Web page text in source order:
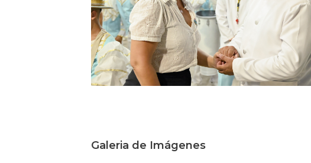
Galeria de Imágenes